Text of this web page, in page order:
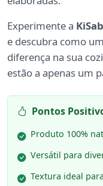
Experimente a
e descubra como
diferença na sua
estão a apenas um
Pontos
Produto 100%
Versátil para
Textura ideal